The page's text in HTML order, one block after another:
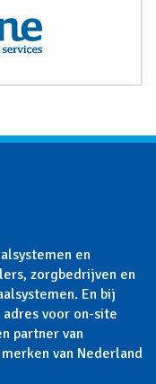
en
zorgbedrijven en
En bij
adres voor on-site
partner van
van Nederland